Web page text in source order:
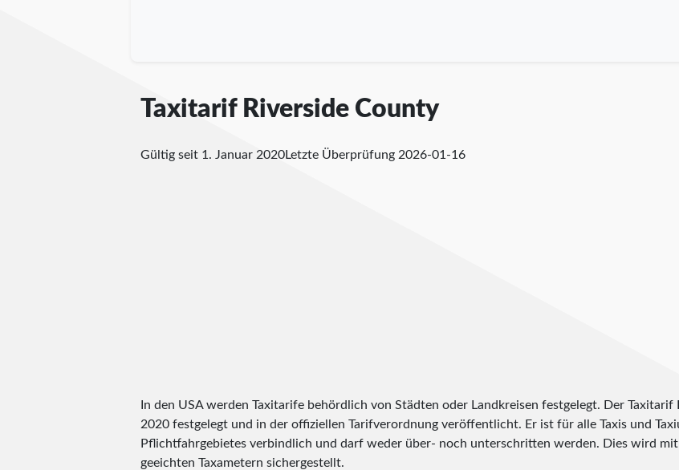
Taxitarif Riverside County
Gültig seit 1. Januar 2020Letzte Überprüfung 2026-01-16
In den USA werden Taxitarife behördlich von Städten oder Landkreisen festgelegt. Der
2020 festgelegt und in der offiziellen Tarifverordnung veröffentlicht. Er ist für alle Taxis und
Pflichtfahrgebietes verbindlich und darf weder über- noch unterschritten werden. Dies wird
geeichten Taxametern sichergestellt.